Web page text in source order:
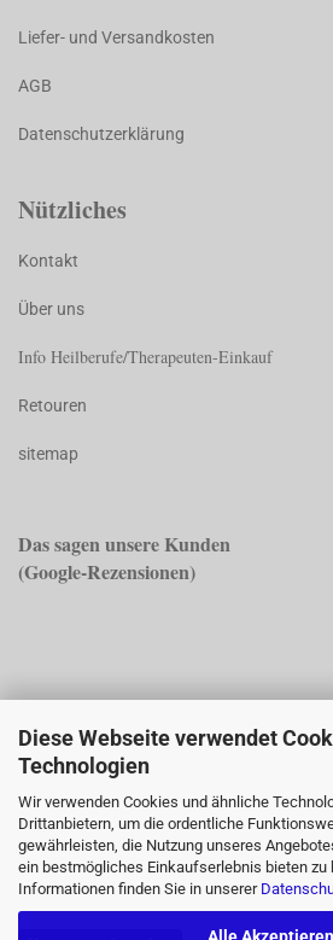
Diese Webseite verwendet
Technologien
Wir verwenden Cookies und ähnliche
Drittanbietern, um die ordentliche
gewährleisten, die Nutzung unseres
ein bestmögliches Einkaufserlebnis bieten zu
Informationen finden Sie in unserer
Alle Akzeptieren
Liefer- und Versandkosten
AGB
Datenschutzerklärung
Nützliches
Kontakt
Über uns
Info Heilberufe/Therapeuten-Einkauf
Retouren
sitemap
Das sagen unsere Kunden
(Google-Rezensionen)